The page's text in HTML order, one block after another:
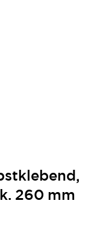
260 mm